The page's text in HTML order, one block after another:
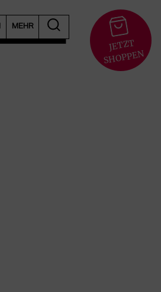
MEHR
JETZT
S
HOPPEN